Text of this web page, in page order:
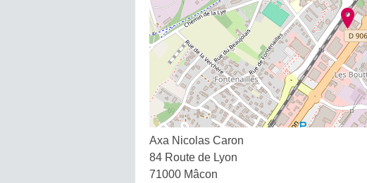
Axa Nicolas Caron
84 Route de Lyon
71000 Mâcon